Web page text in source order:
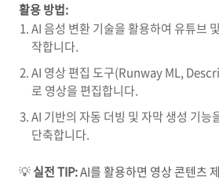
활용 방법:
AI 음성 변환 기술을 활용하여 유튜브
작합니다.
AI 영상 편집 도구(Runway ML,
로 영상을 편집합니다.
AI 기반의 자동 더빙 및 자막 생성 기능
단축합니다.
💡실전 TIP:AI를 활용하면 영상 콘텐츠